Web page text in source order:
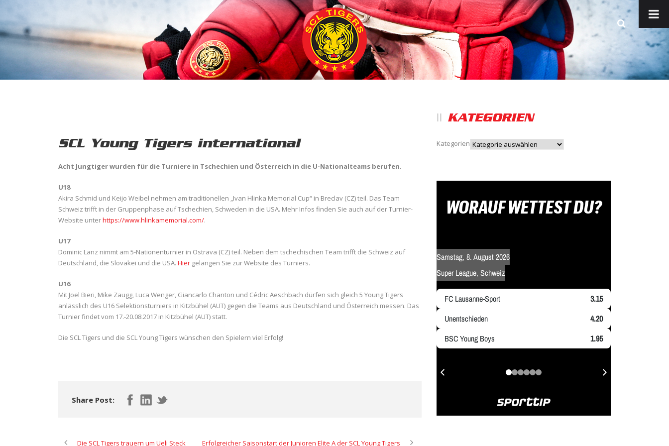
SCL Young Tigers international
Acht Jungtiger wurden für die Turniere in Tschechien und Österreich in die U-Nationalteams berufen.
U18
Akira Schmid und Keijo Weibel nehmen am traditionellen „Ivan Hlinka Memorial Cup“ in Breclav (CZ) teil. Das Team
Schweiz trifft in der Gruppenphase auf Tschechien, Schweden in die USA. Mehr Infos finden Sie auch auf der Turnier-
Website unterhttps://www.hlinkamemorial.com/.
U17
Dominic Lanz nimmt am 5-Nationenturnier in Ostrava (CZ) teil. Neben dem tschechischen Team trifft die Schweiz auf
Deutschland, die Slovakei und die USA. Hier gelangen Sie zur Website des Turniers.
U16
Mit Joel Bieri, Mike Zaugg, Luca Wenger, Giancarlo Chanton und Cédric Aeschbach dürfen sich gleich 5 Young Tigers
anlässlich des U16 Selektionsturniers in Kitzbühel (AUT) gegen die Teams aus Deutschland und Österreich messen. Das
Turnier findet vom 17.-20.08.2017 in Kitzbühel (AUT) statt.
Die SCL Tigers und die SCL Young Tigers wünschen den Spielern viel Erfolg!
Share Post:
Die SCL Tigers trauern um Ueli Steck Erfolgreicher Saisonstart der Junioren Elite A der SCL Young Tigers
KATEGORIEN
Kategorien